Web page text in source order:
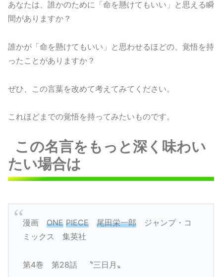
あなたは、誰かのために「命を懸けてもいい」と思える瞬
間がありますか？
誰かが「命を懸けてもいい」と思わせるほどの、覚悟を持
ったことがありますか？
ぜひ、この言葉を改めて考えてみてください。
これほどまでの覚悟を持ってみたいものです。
この名言をもっと深く味わい
たい場合は
漫画 ONE PIECE 尾田栄一郎ジャンプ・コ
ミックス 集英社
第4巻 第28話 〝三日月〟